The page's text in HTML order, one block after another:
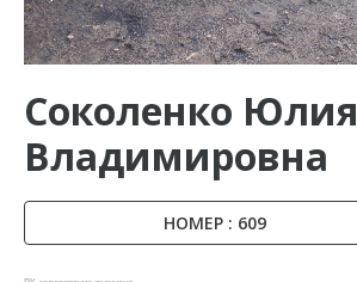
Соколенко Юлия
Владимировна
НОМЕР : 609